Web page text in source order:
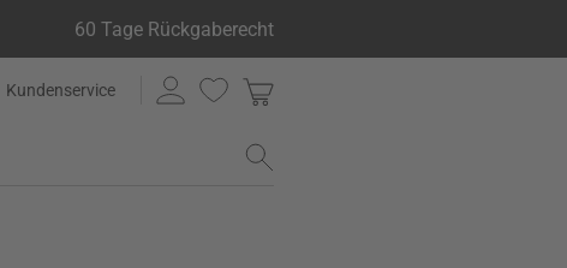
60 Tage Rückgaberecht
Kundenservice